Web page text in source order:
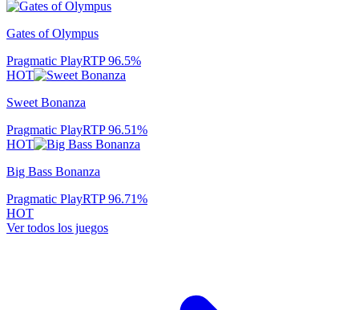
Gates of Olympus
Pragmatic PlayRTP96.5%
HOT
Sweet Bonanza
Pragmatic PlayRTP96.51%
HOT
Big Bass Bonanza
Pragmatic PlayRTP96.71%
HOT
Ver todos los juegos